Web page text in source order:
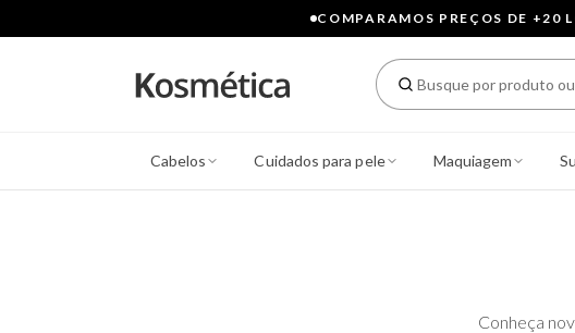
COMPARAMOS PREÇOS DE +20
Cabelos Cuidados para pele Maquiagem
Conheça